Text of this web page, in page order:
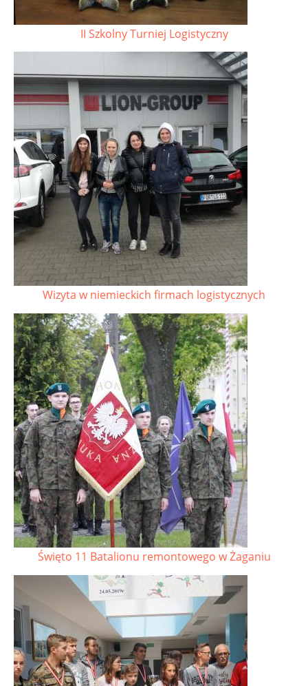
II Szkolny Turniej Logistyczny
Wizyta w niemieckich firmach logistycznych
Święto 11 Batalionu remontowego w Żaganiu